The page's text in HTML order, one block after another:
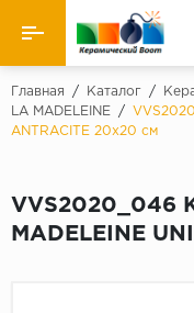
Назад
Производители
Керамогранит
Главная / Каталог /
LA MADELEINE
/
ANTRACITE 20x20 см
VVS2020_046
MADELEINE